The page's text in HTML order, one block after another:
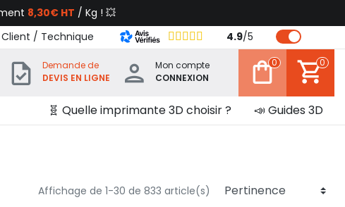
8,30€ HT / Kg ! 💥
/ Technique 4.9/5
Demande de
DEVIS EN LIGNE
Mon compte
CONNEXION
0 0
🧬 Quelle imprimante 3D choisir ? 📣 Guides 3D
Affichage de 1-30 de 833 article(s)